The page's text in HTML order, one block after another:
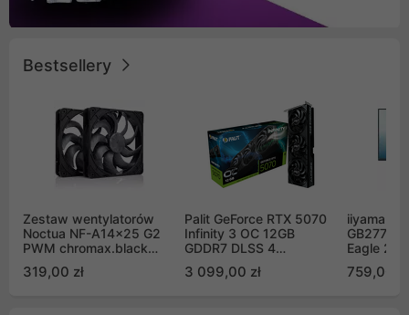
Bestsellery
Zestaw wentylatorów
Noctua NF-A14x25 G2
PWM chromax.black
Push Pull (2szt)
319,00 zł
Palit GeForce RTX 5070
Infinity 3 OC 12GB
GDDR7 DLSS 4
GB2050S)
3 099,00 zł
iiyama G-
Eagle 27"
759,00 zł